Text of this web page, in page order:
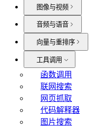
图像与视频
音频与语音
向量与重排序
工具调用
函数调用
联网搜索
网页抓取
代码解释器
图片搜索